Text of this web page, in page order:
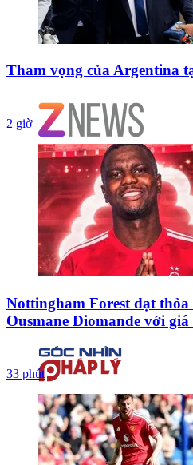
Tham vọng của Argentina
2 giờ
Nottingham Forest đạt thỏa
Ousmane Diomande với
33 phút